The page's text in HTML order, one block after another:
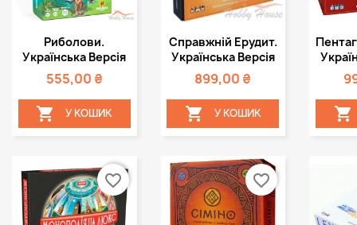
Швидкий
перегляд
Риболови.
Українська Версія
555,00 ₴
 У КОШИК
Швидкий
перегляд
Справжній Ерудит.
Українська Версія
899,00 ₴
 У КОШИК


favorite_border favorite_border